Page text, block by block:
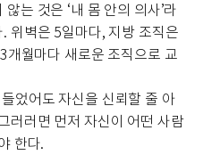
는 것은 ‘내 몸 안의 의사’라
위벽은 5일마다, 지방 조직은
개월마다 새로운 조직으로 교
었어도 자신을 신뢰할 줄 아
러러면 먼저 자신이 어떤 사람
한다.